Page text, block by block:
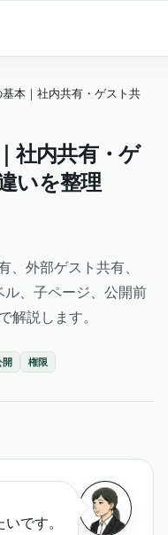
本｜社内共有・ゲスト共
社内共有・ゲ
いを整理
、外部ゲスト共有、
、子ページ、公開前
解説します。
開 権限
です。